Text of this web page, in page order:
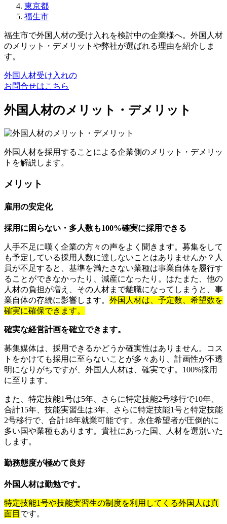
東京都
福生市
福生市で外国人材の受け入れを検討中の企業様へ。外国人材
のメリット・デメリットや弊社が選ばれる理由を紹介しま
す。
外国人材受け入れの
お問合せはこちら
外国人材のメリット・デメリット
外国人材を採用することによる企業側のメリット・デメリッ
トを解説します。
メリット
雇用の安定化
採用に困らない・多人数も100%確実に採用できる
人手不足に嘆く企業の方々の声をよく聞きます。募集をして
も予定している採用人数に達しないことはありませんか？人
員が不足すると、基準を満たさない業種は事業自体を履行す
ることができなかったり、減産になったり。はたまた、他の
人材の負担が増え、その人材まで離職になってしまうと、事
業自体の存続に影響します。 外国人材は、予定数、希望数を
確実に確保できます。
確実な経営計画を確立できます。
募集媒体は、採用できるかどうか確実性はありません。コス
トをかけても採用に至らないことが多々あり、計画性が不透
明になりがちですが、外国人人材は、確実です。100%採用
に至ります。
また、特定技能1号は5年、さらに特定技能2号移行で10年、
合計15年、技能実習生は3年、さらに特定技能1号と特定技能
2号移行で、合計18年就業可能です。永住希望者が圧倒的に
多い国や業種もあります。貴社にあった国、人材を選別いた
します。
勤務態度が極めて良好
外国人材は勤勉です。
特定技能1号や技能実習生の制度を利用してくる外国人は真
面目 です。